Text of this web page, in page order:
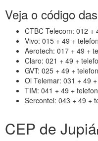
Veja o código
CTBC Telecom: 012 +
Vivo: 015 + 49 +
Aerotech: 017 + 49 +
Claro: 021 + 49 +
GVT: 025 + 49 +
Oi Telemar: 031 + 49
TIM: 041 + 49 +
Sercontel: 043 + 49 +
CEP de Jupiá